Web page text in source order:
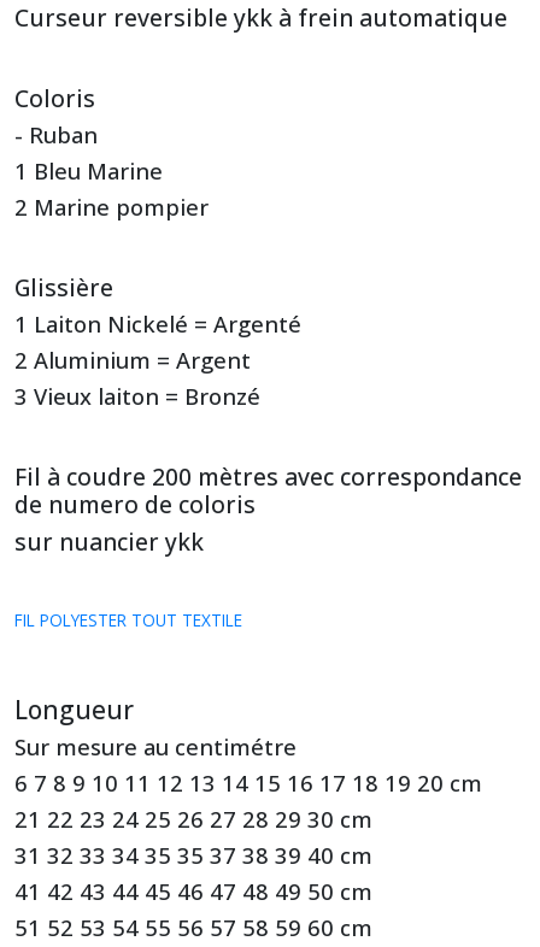
Curseur reversible ykk à frein automatique
Coloris
- Ruban
1 Bleu Marine
2 Marine pompier
Glissière
1 Laiton Nickelé = Argenté
2 Aluminium = Argent
3 Vieux laiton = Bronzé
Fil à coudre 200 mètres avec correspondance
de numero de coloris
sur nuancier ykk
FIL POLYESTER TOUT TEXTILE
Longueur
Sur mesure au centimétre
6 7 8 9 10 11 12 13 14 15 16 17 18 19 20 cm
21 22 23 24 25 26 27 28 29 30 cm
31 32 33 34 35 35 37 38 39 40 cm
41 42 43 44 45 46 47 48 49 50 cm
51 52 53 54 55 56 57 58 59 60 cm